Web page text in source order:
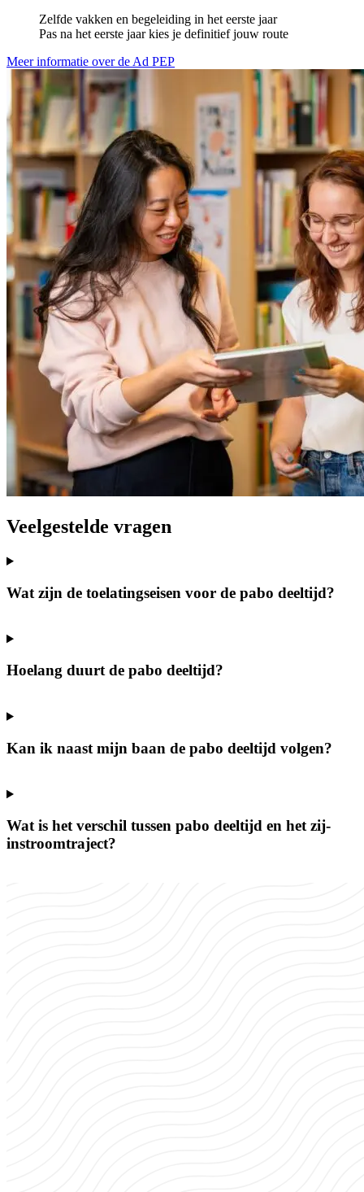
Zelfde vakken en begeleiding in het eerste jaar
Pas na het eerste jaar kies je definitief jouw route
Meer informatie over de Ad PEP
Veelgestelde vragen
Wat zijn de toelatingseisen voor de pabo deeltijd?
Hoelang duurt de pabo deeltijd?
Kan ik naast mijn baan de pabo deeltijd volgen?
Wat is het verschil tussen pabo deeltijd en het zij-
instroomtraject?